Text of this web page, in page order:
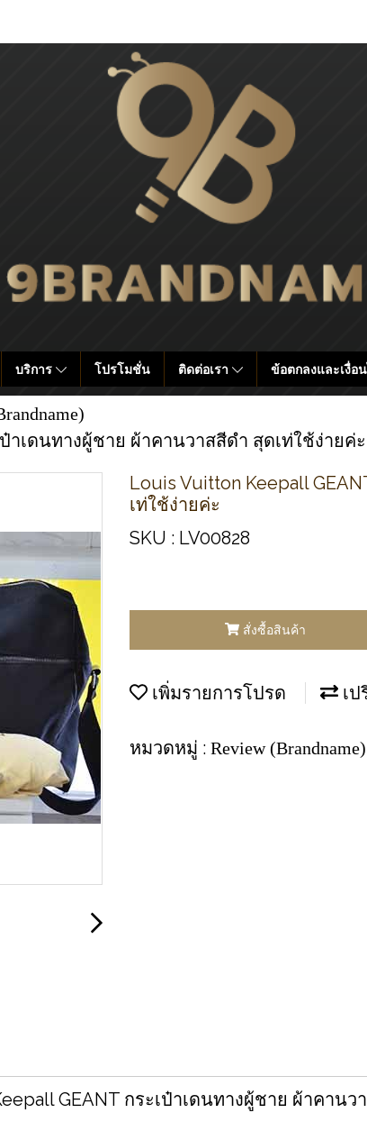
บริการ โปรโมชั่น ติดต่อเรา ข้อตกลงและเงื่อ
ป๋าเดนทางผู้ชาย ผ้าคานวาสสีดำ สุดเท่ใช้ง่ายค่ะ
Louis Vuitton Keepall
เท่ใช้ง่ายค่ะ
SKU : LV00828
สั่งซื้อสินค้า
เพิ่มรายการโปรด เป
หมวดหมู่ : Review (Brandname)
GEANT กระเป๋าเดนทางผู้ชาย ผ้าคานว